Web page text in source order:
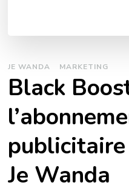
JE WANDA MARKETING
Black
Je Wanda